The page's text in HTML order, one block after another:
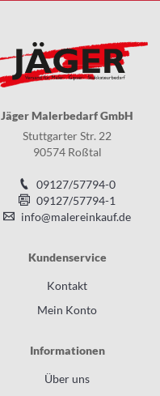
Jäger Malerbedarf GmbH
Stuttgarter Str. 22
90574 Roßtal
09127/57794-0
09127/57794-1
info@malereinkauf.de
Kundenservice
Kontakt
Mein Konto
Informationen
Über uns